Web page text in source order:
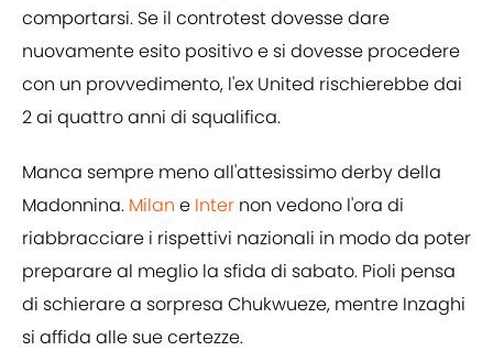
comportarsi. Se il controtest dovesse dare
nuovamente esito positivo e si dovesse procedere
con un provvedimento, l'ex United rischierebbe dai
2 ai quattro anni di squalifica.
Manca sempre meno all'attesissimo derby della
Madonnina. Milan e Inter non vedono l'ora di
riabbracciare i rispettivi nazionali in modo da poter
preparare al meglio la sfida di sabato. Pioli pensa
di schierare a sorpresa Chukwueze, mentre Inzaghi
si affida alle sue certezze.